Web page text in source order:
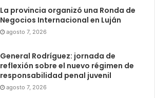
La provincia organizó una Ronda de
Negocios Internacional en Luján
agosto 7, 2026
General Rodríguez: jornada de
reflexión sobre el nuevo régimen de
responsabilidad penal juvenil
agosto 7, 2026